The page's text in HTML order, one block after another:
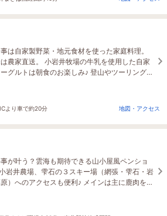
は自家製野菜・地元食材を使った家庭料理。
農家直送。 小岩井牧場の牛乳を使用した自家
グルトは朝食のお楽しみ♪ 登山やツーリング、
ーご利用のお客様歓迎！お待ちしております。
より車で約20分 地図・アクセス
が叶う？雲海も期待できる山小屋風ペンショ
岩井農場、雫石の３スキー場（網張・雫石・岩
）へのアクセスも便利♪ メインは主に鹿肉を使
ビエ料理！